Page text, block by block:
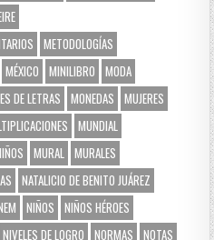
METODOLOGÍAS
MÉXICO MINILIBRO
MODA
DE LETRAS MONEDAS
MUJERES
MUNDIAL
MURAL MURALES
NATALICIO DE BENITO JUÁREZ
NIÑOS
NIÑOS HÉROES
NIVELES DE LOGRO NORMAS
NOTAS